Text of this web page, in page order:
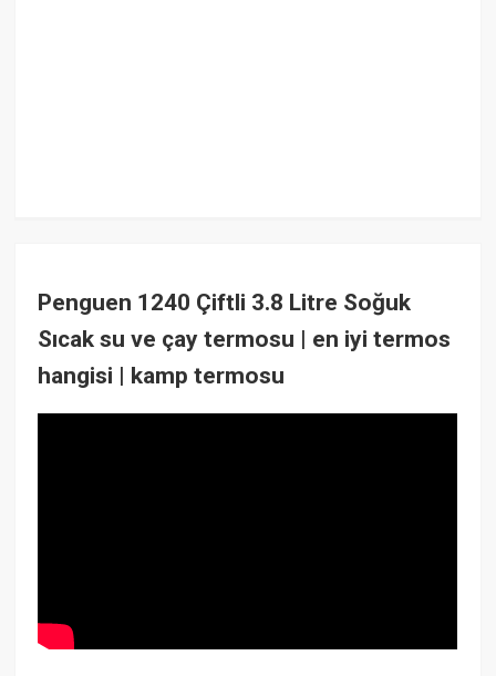
Penguen 1240 Çiftli 3.8 Litre Soğuk
Sıcak su ve çay termosu | en iyi termos
hangisi | kamp termosu